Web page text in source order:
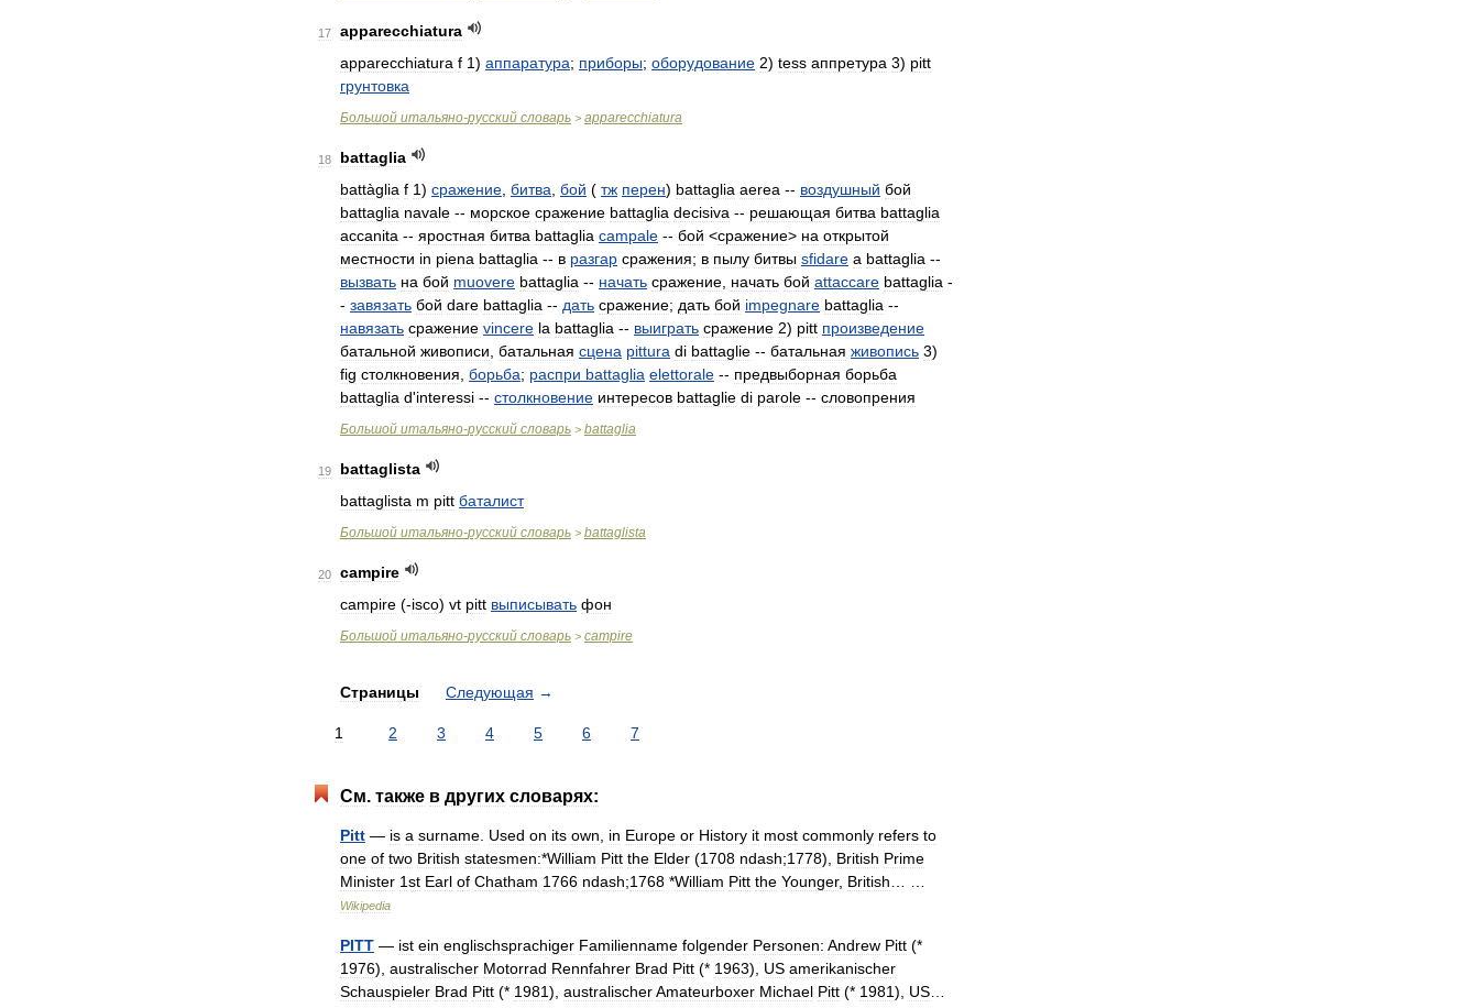
17
apparecchiatura
apparecchiatura f 1) аппаратура; приборы; оборудование 2) tess аппретура 3) pitt
грунтовка
Большой итальяно-русский словарь > apparecchiatura
18
battaglia
battàglia f 1) сражение битва бой ( тж перен) battaglia aerea -- воздушный бой
battaglia navale -- морское сражение battaglia decisiva -- решающая битва battaglia
accanita -- яростная битва battaglia campale -- бой <сражение> на открытой
местности in piena battaglia -- в разгар сражения; в пылу битвы sfidare a battaglia --
вызвать на бой muovere battaglia -- начать сражение начать бой attaccare battaglia -
- завязать бой dare battaglia -- дать сражение; дать бой impegnare battaglia --
навязать сражение vincere la battaglia -- выиграть сражение 2) pitt произведение
батальной живописи батальная сцена pittura di battaglie -- батальная живопись 3)
fig столкновения борьба; распри battaglia elettorale -- предвыборная борьба
battaglia d'interessi -- столкновение интересов battaglie di parole -- словопрения
Большой итальяно-русский словарь > battaglia
19
battaglista
battaglista m pitt баталист
Большой итальяно-русский словарь > battaglista
20
campire
campire (-isco) vt pitt выписывать фон
Большой итальяно-русский словарь > campire
Страницы Следующая →
1 2 3 4 5 6 7
См. также в других словарях:
Pitt — is a surname Used on its own in Europe or History it most commonly refers to
one of two British statesmen:*William Pitt the Elder (1708 ndash;1778), British Prime
Minister 1st Earl of Chatham 1766 ndash;1768 *William Pitt the Younger, British
Wikipedia
PITT — ist ein englischsprachiger Familienname folgender Personen: Andrew Pitt (*
1976), australischer Motorrad Rennfahrer Brad Pitt (* 1963), US amerikanischer
Schauspieler Brad Pitt (* 1981), australischerAmateurboxer Michael Pitt (* 1981), US